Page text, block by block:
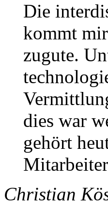
Die
kommt
zugute.
dies war
gehört
Christian